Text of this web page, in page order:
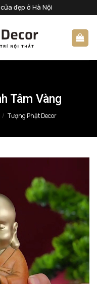
đẹp ở Hà Nội
Tâm Vàng
/ Tượng Phật Decor